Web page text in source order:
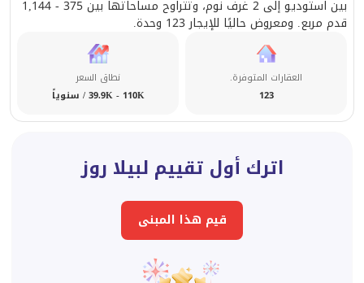
بين استوديو إلى 2 غرف نوم، وتتراوح مساحاتها بين 375 - 1,144
قدم مربع. ومعروض حاليًا للإيجار 123 وحدة.
العقارات المتوفرة.
123
نطاق السعر
39.9K - 110K / سنوياً
اترك أول تقييم لبيلا روز
قيم هذا المبنى